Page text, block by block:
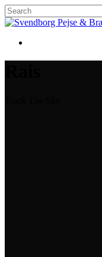
Skip
to
content
Close